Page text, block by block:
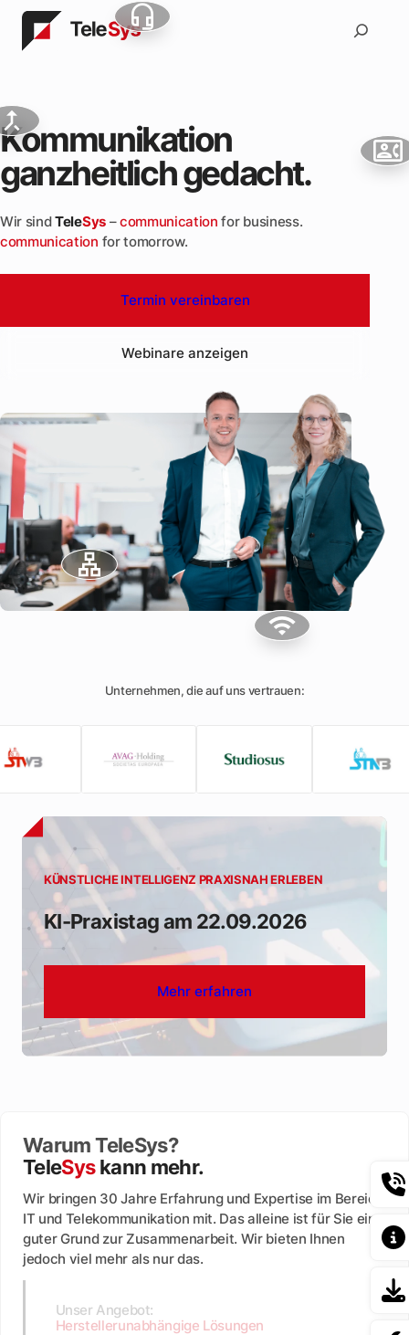
Kommunikation
ganzheitlich gedacht.
Wir sindTeleSys–communicationfor business.
communication for tomorrow.
Termin vereinbaren
Webinare anzeigen
lan
wifi
headset_mic
contact_phone
Unternehmen, die auf uns vertrauen:
KÜNSTLICHE INTELLIGENZ PRAXISNAH ERLEBEN
KI-Praxistag am 22.09.2026
Mehr erfahren
Warum TeleSys?
TeleSyskann mehr.
Wir bringen 30 Jahre Erfahrung und Expertise im Bereich
IT und Telekommunikation mit. Das alleine ist für Sie ein
guter Grund zur Zusammenarbeit. Wir bieten Ihnen
jedoch viel mehr als nur das.
Unser Angebot:
Herstellerunabhängige Lösungen